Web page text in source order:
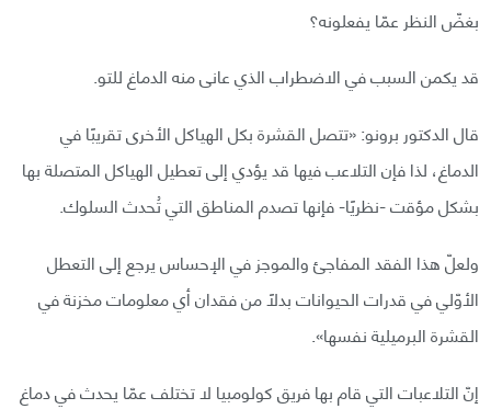
بغضّ النظر عمّا يفعلونه؟
قد يكمن السبب في الاضطراب الذي عانى منه الدماغ للتو.
قال الدكتور برونو: «تتصل القشرة بكل الهياكل الأخرى تقريبًا في
الدماغ، لذا فإن التلاعب فيها قد يؤدي إلى تعطيل الهياكل المتصلة بها
بشكل مؤقت -نظريًا- فإنها تصدم المناطق التي تُحدث السلوك.
ولعلّ هذا الفقد المفاجئ والموجز في الإحساس يرجع إلى التعطل
الأوّلي في قدرات الحيوانات بدلًا من فقدان أي معلومات مخزنة في
القشرة البرميلية نفسها».
إنّ التلاعبات التي قام بها فريق كولومبيا لا تختلف عمّا يحدث في دماغ